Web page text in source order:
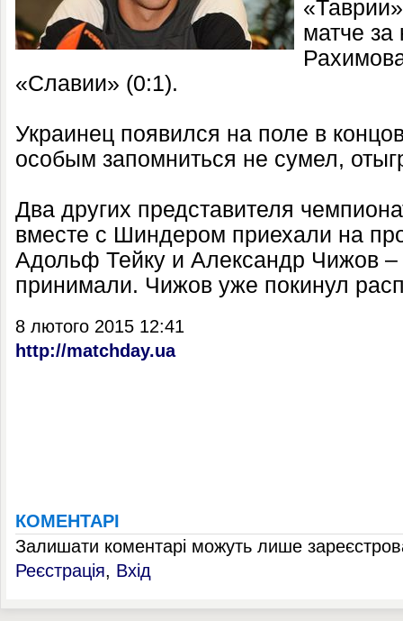
матче
«Славии» (0:1).
Украинец появился на поле в
особым запомниться не сумел,
Два других представителя
вместе с Шиндером приехали на
Адольф Тейку и Александр Чижов –
принимали. Чижов уже покинул
8 лютого 2015 12:41
http://matchday.ua
КОМЕНТАРІ
Залишати коментарі можуть лише
Реєстрація, Вхід